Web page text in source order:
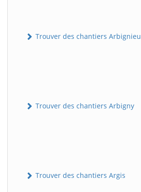
Trouver des chantiers Arbignieu
Trouver des chantiers Arbigny
Trouver des chantiers Argis